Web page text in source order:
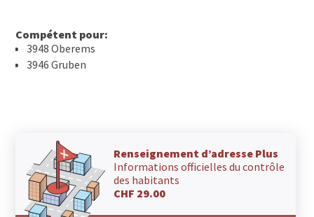
Compétent pour:
3948 Oberems
3946 Gruben
Renseignement d’adresse Plus
Informations officielles du contrôle
des habitants
CHF 29.00